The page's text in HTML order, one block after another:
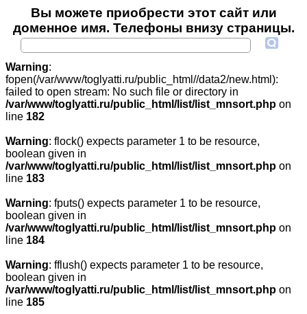
Вы можете приобрести этот сайт или
доменное имя. Телефоны внизу страницы.
Warning:
fopen(/var/www/toglyatti.ru/public_html//data2/new.html):
failed to open stream: No such file or directory in
/var/www/toglyatti.ru/public_html/list/list_mnsort.php on
line 182
Warning: flock() expects parameter 1 to be resource,
boolean given in
/var/www/toglyatti.ru/public_html/list/list_mnsort.php on
line 183
Warning: fputs() expects parameter 1 to be resource,
boolean given in
/var/www/toglyatti.ru/public_html/list/list_mnsort.php on
line 184
Warning: fflush() expects parameter 1 to be resource,
boolean given in
/var/www/toglyatti.ru/public_html/list/list_mnsort.php on
line 185